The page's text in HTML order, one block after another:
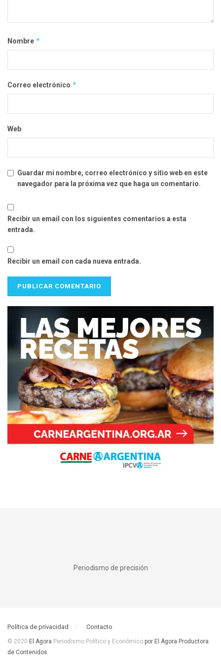
Nombre *
Correo electrónico *
Web
Guardar mi nombre, correo electrónico y sitio web en este
navegador para la próxima vez que haga un comentario.
Recibir un email con los siguientes comentarios a esta
entrada.
Recibir un email con cada nueva entrada.
Periodismo de precisión
Política de privacidad Contacto
© 2020 El Agora Periodismo Político y Económico por El Ágora Productora
de Contenidos